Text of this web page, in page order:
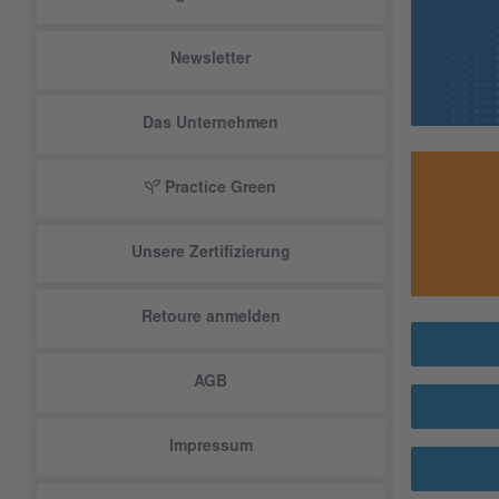
Newsletter
Das Unternehmen
Practice Green
Unsere Zertifizierung
Retoure anmelden
AGB
Impressum